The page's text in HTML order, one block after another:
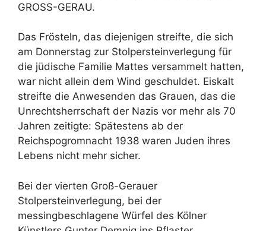
GROSS-GERAU.
Das Frösteln, das diejenigen streifte, die sich
am Donnerstag zur Stolpersteinverlegung für
die jüdische Familie Mattes versammelt hatten,
war nicht allein dem Wind geschuldet. Eiskalt
streifte die Anwesenden das Grauen, das die
Unrechtsherrschaft der Nazis vor mehr als 70
Jahren zeitigte: Spätestens ab der
Reichspogromnacht 1938 waren Juden ihres
Lebens nicht mehr sicher.
Bei der vierten Groß-Gerauer
Stolpersteinverlegung, bei der
messingbeschlagene Würfel des Kölner